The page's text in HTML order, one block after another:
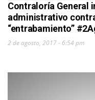
Contraloría General
administrativo
“entrabamiento”
2 de agosto, 2017 - 6:54 pm